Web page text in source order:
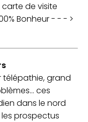
de visite
Bonheur - - - >
grand
ces
dans le nord
les prospectus